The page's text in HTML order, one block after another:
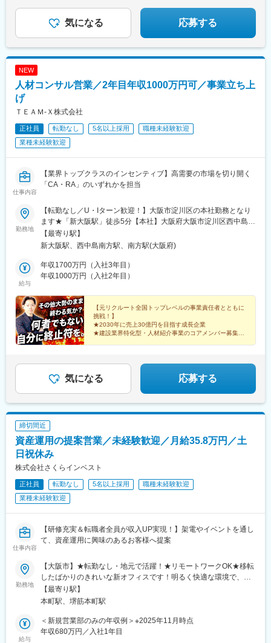
気になる 応募する
NEW
人材コンサル営業／2年目年収1000万円可／事業立ち上
げ
ＴＥＡＭ‐Ｘ株式会社
正社員 転勤なし 5名以上採用
職種未経験歓迎
業種未経験歓迎
仕事内容
【業界トップクラスのインセンティブ】高需要の市場を切り開く
「CA・RA」のいずれかを担当
勤務地
【転勤なし／U・Iターン歓迎！】大阪市淀川区の本社勤務となり
ます★「新大阪駅」徒歩5分【本社】大阪府大阪市淀川区西中島5
丁目7-19第7新大阪ビル903＜アクセス＞・JR、御堂筋線「新大阪
駅」徒歩5分・御堂筋線「西中島南方駅」徒歩5分・阪急「南方
やキャリアアップに伴い、転勤を打診する可能性があります※受動
喫煙対策：あり
【最寄り駅】
新大阪駅、西中島南方駅、南方駅(大阪府)
給与
年収1700万円（入社3年目）
年収1000万円（入社2年目）
【元リクルート全国トップレベルの事業責任者とともに
挑戦！】
★2030年に売上30億円を目指す成長企業
★建設業界特化型・人材紹介事業のコアメンバー募集
気になる 応募する
締切間近
資産運用の提案営業／未経験歓迎／月給35.8万円／土
日祝休み
株式会社さくらインベスト
正社員 転勤なし 5名以上採用
職種未経験歓迎
業種未経験歓迎
仕事内容
【研修充実＆転職者全員が収入UP実現！】架電やイベントを通し
て、資産運用に興味のあるお客様へ提案
勤務地
【大阪市】★転勤なし・地元で活躍！★リモートワークOK★移転
したばかりのきれいな新オフィスです！明るく快適な環境で、毎
日気持ちよく働けます＼新オフィスへ移転しました！／■大阪本社
大阪府大阪市中央区安土町3丁目-13 本町ガーデンシティララス11
メトロ中央線「本町駅」地下直結・大阪メトロ四つ橋線「本町
駅」地下直結◎駅直結ビル／通勤便利※受動喫煙対策あり
【最寄り駅】
本町駅、堺筋本町駅
給与
＜新規営業部のみの年収例＞※2025年11月時点
年収680万円／入社1年目